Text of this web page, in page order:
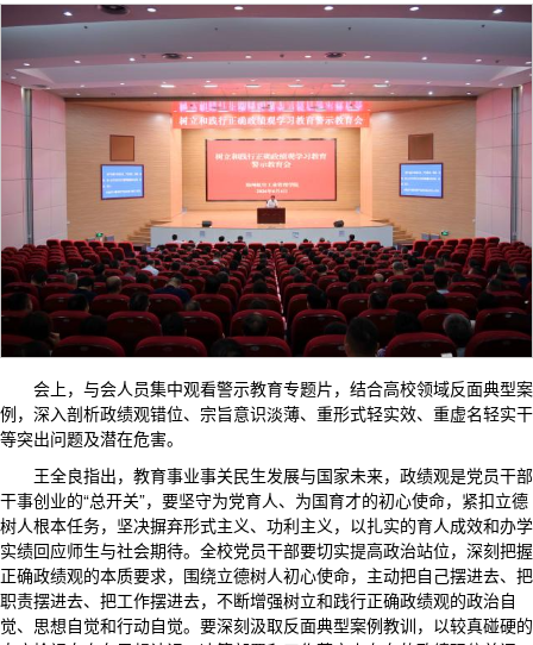
会上，与会人员集中观看警示教育专题片，结合高校领域反面典型案
例，深入剖析政绩观错位、宗旨意识淡薄、重形式轻实效、重虚名轻实干
等突出问题及潜在危害。
王全良指出，教育事业事关民生发展与国家未来，政绩观是党员干部
干事创业的“总开关”，要坚守为党育人、为国育才的初心使命，紧扣立德
树人根本任务，坚决摒弃形式主义、功利主义，以扎实的育人成效和办学
实绩回应师生与社会期待。全校党员干部要切实提高政治站位，深刻把握
正确政绩观的本质要求，围绕立德树人初心使命，主动把自己摆进去、把
职责摆进去、把工作摆进去，不断增强树立和践行正确政绩观的政治自
觉、思想自觉和行动自觉。要深刻汲取反面典型案例教训，以较真碰硬的